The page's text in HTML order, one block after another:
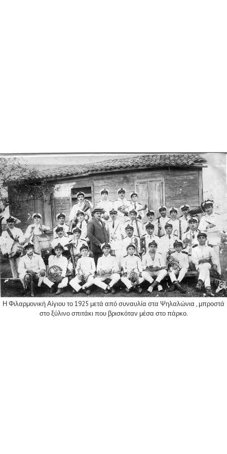
Η Φιλαρμονική Αίγιου το 1925 μετά από συναυλία στα Ψηλαλώνια , μπροστά
στο ξύλινο σπιτάκι που βρισκόταν μέσα στο πάρκο.